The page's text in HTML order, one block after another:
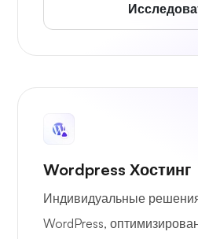
Wordpress Хостинг
Индивидуальные
WordPress,